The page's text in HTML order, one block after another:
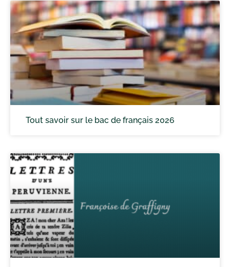
Tout savoir sur le bac de français 2026